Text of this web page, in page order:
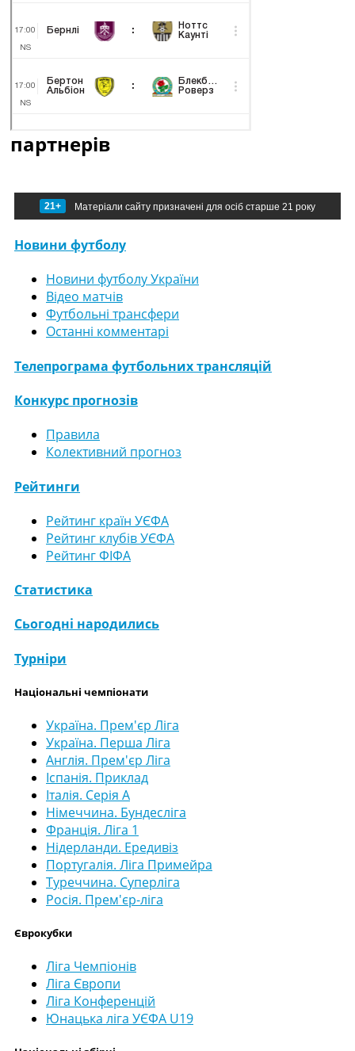
партнерів
21+ Матеріали сайту призначені для осіб старше 21 року
Новини футболу
Новини футболу України
Відео матчів
Футбольні трансфери
Останні комментарі
Телепрограма футбольних трансляцій
Конкурс прогнозів
Правила
Колективний прогноз
Рейтинги
Рейтинг країн УЄФА
Рейтинг клубів УЄФА
Рейтинг ФІФА
Статистика
Сьогодні народились
Турніри
Національні чемпіонати
Україна. Прем'єр Ліга
Україна. Перша Ліга
Англія. Прем'єр Ліга
Іспанія. Приклад
Італія. Серія А
Німеччина. Бундесліга
Франція. Ліга 1
Нідерланди. Ередивіз
Португалія. Ліга Примейра
Туреччина. Суперліга
Росія. Прем'єр-ліга
Єврокубки
Ліга Чемпіонів
Ліга Європи
Ліга Конференцій
Юнацька ліга УЄФА U19